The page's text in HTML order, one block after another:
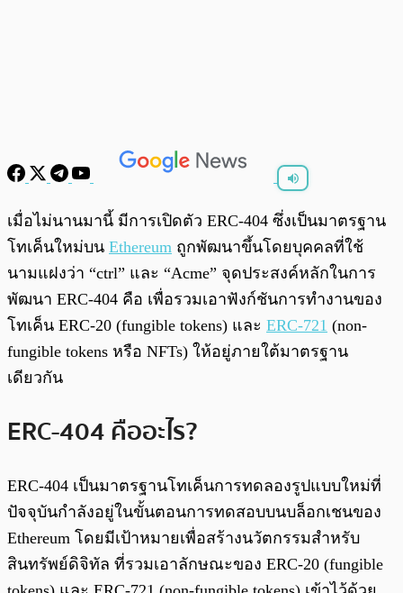
0:00
เมื่อไม่นานมานี้ มีการเปิดตัว ERC-404 ซึ่งเป็นมาตรฐาน
โทเค็นใหม่บน Ethereum ถูกพัฒนาขึ้นโดยบุคคลที่ใช้
นามแฝงว่า “ctrl” และ “Acme” จุดประสงค์หลักในการ
พัฒนา ERC-404 คือ เพื่อรวมเอาฟังก์ชันการทํางานของ
โทเค็น ERC-20 (fungible tokens) และ ERC-721 (non-
fungible tokens หรือ NFTs) ให้อยู่ภายใต้มาตรฐาน
เดียวกัน
ERC-404 คืออะไร?
ERC-404 เป็นมาตรฐานโทเค็นการทดลองรูปแบบใหม่ที่
ปัจจุบันกําลังอยู่ในขั้นตอนการทดสอบบนบล็อกเชนของ
Ethereum โดยมีเป้าหมายเพื่อสร้างนวัตกรรมสําหรับ
สินทรัพย์ดิจิทัล ที่รวมเอาลักษณะของ ERC-20 (fungible